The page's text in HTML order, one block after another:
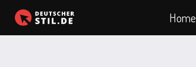
Zum
Inhalt
Home